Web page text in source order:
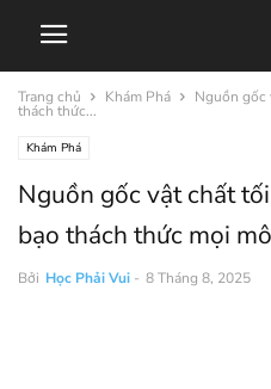
Trang chủ Khám Phá Nguồn gốc
thách thức...
Khám Phá
Nguồn gốc vật chất
bạo thách thức mọi
Bởi Học Phải Vui - 8 Tháng 8, 2025